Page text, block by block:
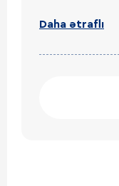
Daha ətraflı